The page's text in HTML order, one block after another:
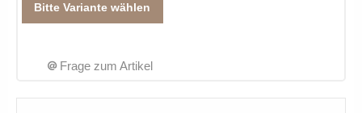
Bitte Variante wählen
Frage zum Artikel